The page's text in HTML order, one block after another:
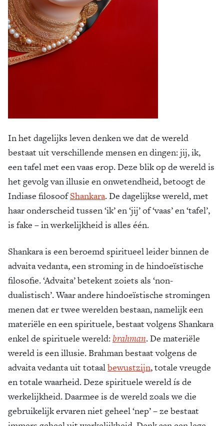
In het dagelijks leven denken we dat de wereld
bestaat uit verschillende mensen en dingen: jij, ik,
een tafel met een vaas erop. Deze blik op de wereld is
het gevolg van illusie en onwetendheid, betoogt de
Indiase filosoofShankara. De dagelijkse wereld, met
haar onderscheid tussen ‘ik’ en ‘jij’ of ‘vaas’ en ‘tafel’,
is fake – in werkelijkheid is alles één.
Shankara is een beroemd spiritueel leider binnen de
advaita vedanta, een stroming in de hindoeïstische
filosofie. ‘Advaita’ betekent zoiets als ‘non-
dualistisch’. Waar andere hindoeïstische stromingen
menen dat er twee werelden bestaan, namelijk een
materiële en een spirituele, bestaat volgens Shankara
enkel de spirituele wereld:brahman. De materiële
wereld is een illusie. Brahman bestaat volgens de
advaita vedanta uit totaalbewustzijn, totale vreugde
en totale waarheid. Deze spirituele wereld ís de
werkelijkheid. Daarmee is de wereld zoals we die
gebruikelijk ervaren niet geheel ‘nep’ – ze bestaat